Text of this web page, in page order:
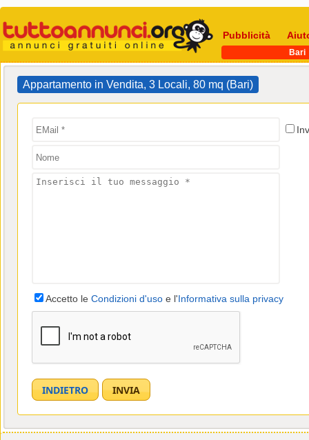
Pubblicità
Bari
Appartamento in Vendita, 3 Locali, 80 mq (Bari)
Accetto le Condizioni d'uso e l'Informativa sulla privacy